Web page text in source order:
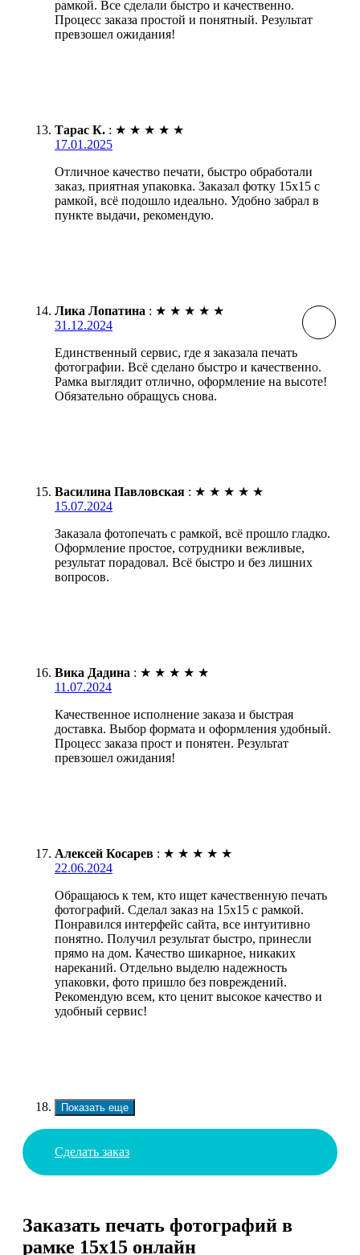
рамкой. Все сделали быстро и качественно.
Процесс заказа простой и понятный. Результат
превзошел ожидания!
Тарас К. : ★ ★ ★ ★ ★
17.01.2025
Отличное качество печати, быстро обработали
заказ, приятная упаковка. Заказал фотку 15х15 с
рамкой, всё подошло идеально. Удобно забрал в
пункте выдачи, рекомендую.
Лика Лопатина : ★ ★ ★ ★ ★
31.12.2024
Единственный сервис, где я заказала печать
фотографии. Всё сделано быстро и качественно.
Рамка выглядит отлично, оформление на высоте!
Обязательно обращусь снова.
Василина Павловская : ★ ★ ★ ★ ★
15.07.2024
Заказала фотопечать с рамкой, всё прошло гладко.
Оформление простое, сотрудники вежливые,
результат порадовал. Всё быстро и без лишних
вопросов.
Вика Дадина : ★ ★ ★ ★ ★
11.07.2024
Качественное исполнение заказа и быстрая
доставка. Выбор формата и оформления удобный.
Процесс заказа прост и понятен. Результат
превзошел ожидания!
Алексей Косарев : ★ ★ ★ ★ ★
22.06.2024
Обращаюсь к тем, кто ищет качественную печать
фотографий. Сделал заказ на 15х15 с рамкой.
Понравился интерфейс сайта, все интуитивно
понятно. Получил результат быстро, принесли
прямо на дом. Качество шикарное, никаких
нареканий. Отдельно выделю надежность
упаковки, фото пришло без повреждений.
Рекомендую всем, кто ценит высокое качество и
удобный сервис!
Показать еще
Сделать заказ
Заказать печать фотографий в
рамке 15х15 онлайн